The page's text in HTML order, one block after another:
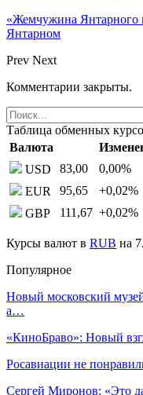
«Жемчужина Янтарного
Янтарном
Prev Next
Комментарии закрыты.
Таблица обменных
Валюта
USD
83,00 0,00%
EUR
95,65 +0,02%
GBP
111,67 +0,02%
Курсы валют в RUB на
Популярное
Новый московский
а…
«КиноБраво»: Новый
Росавиации не
Сергей Миронов: «Это